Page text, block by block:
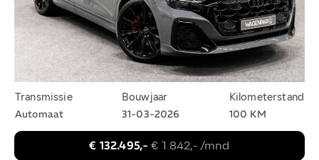
Transmissie
Automaat
Bouwjaar
31-03-2026
Kilometerstand
100 KM
€ 132.495,-€ 1.842,- /mnd